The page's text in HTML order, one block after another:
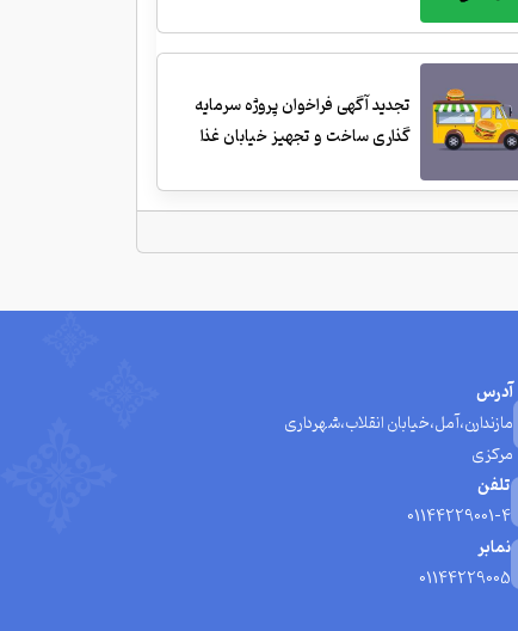
تجدید آگهی فراخوان پروژه سرمایه
گذاری ساخت و تجهیز خیابان غذا
آدرس
مازندارن،آمل،خیابان انقلاب،شهرداری
مرکزی
تلفن
01144229001-4
نمابر
01144229005